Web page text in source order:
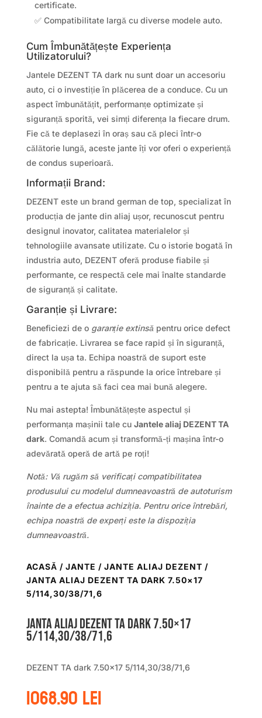
certificate.
✅ Compatibilitate largă cu diverse modele auto.
Cum Îmbunătățește Experiența
Utilizatorului?
Jantele DEZENT TA dark nu sunt doar un accesoriu
auto, ci o investiție în plăcerea de a conduce. Cu un
aspect îmbunătățit, performanțe optimizate și
siguranță sporită, vei simți diferența la fiecare drum.
Fie că te deplasezi în oraș sau că pleci într-o
călătorie lungă, aceste jante îți vor oferi o experiență
de condus superioară.
Informații Brand:
DEZENT este un brand german de top, specializat în
producția de jante din aliaj ușor, recunoscut pentru
designul inovator, calitatea materialelor și
tehnologiile avansate utilizate. Cu o istorie bogată în
industria auto, DEZENT oferă produse fiabile și
performante, ce respectă cele mai înalte standarde
de siguranță și calitate.
Garanție și Livrare:
Beneficiezi de o garanție extinsă pentru orice defect
de fabricație. Livrarea se face rapid și în siguranță,
direct la ușa ta. Echipa noastră de suport este
disponibilă pentru a răspunde la orice întrebare și
pentru a te ajuta să faci cea mai bună alegere.
Nu mai astepta! Îmbunătățește aspectul și
performanța mașinii tale cu Jantele aliaj DEZENT TA
dark. Comandă acum și transformă-ți mașina într-o
adevărată operă de artă pe roți!
Notă: Vă rugăm să verificați compatibilitatea
produsului cu modelul dumneavoastră de autoturism
înainte de a efectua achiziția. Pentru orice întrebări,
echipa noastră de experți este la dispoziția
dumneavoastră.
ACASĂ / JANTE / JANTE ALIAJ DEZENT /
JANTA ALIAJ DEZENT TA DARK 7.50×17
5/114,30/38/71,6
Janta aliaj DEZENT TA dark 7.50×17
5/114,30/38/71,6
DEZENT TA dark 7.50×17 5/114,30/38/71,6
1068.90lei